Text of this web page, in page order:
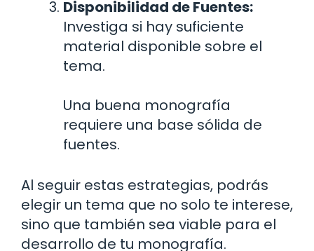
Disponibilidad de Fuentes:
Investiga si hay suficiente
material disponible sobre el
tema.
Una buena monografía
requiere una base sólida de
fuentes.
Al seguir estas estrategias, podrás
elegir un tema que no solo te interese,
sino que también sea viable para el
desarrollo de tu monografía.